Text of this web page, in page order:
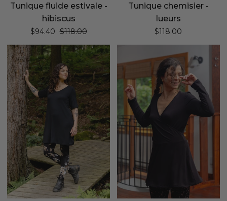
Tunique fluide estivale -
hibiscus
$94.40 Prix régulier
$118.00
Tunique chemisier -
lueurs
$118.00
Tunique
longue
ultradouce
-
noir
bohème
manches
longues
noir